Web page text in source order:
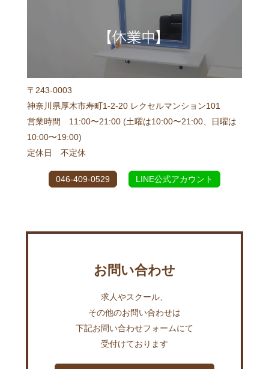
〒243-0003
神奈川県厚木市寿町1-2-20 レクセルマンション101
営業時間 11:00〜21:00 (土曜は10:00〜21:00、日曜は
10:00〜19:00)
定休日 不定休
046-409-0529 LINE公式アカウント
お問い合わせ
求人やスクール、
その他のお問い合わせは
下記お問い合わせフォームにて
受付けております